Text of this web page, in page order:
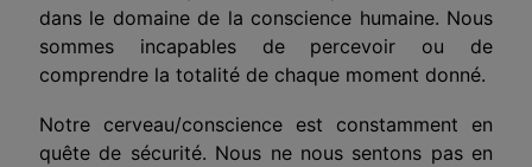
dans le domaine de la conscience humaine. Nous
sommes incapables de percevoir ou de
comprendre la totalité de chaque moment donné.
Notre cerveau/conscience est constamment en
quête de sécurité. Nous ne nous sentons pas en